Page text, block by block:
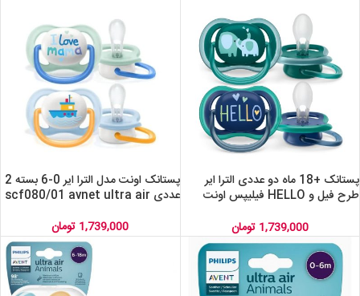
پستانک +18 ماه دو عددی الترا ایر
طرح فیل و HELLO فیلیپس اونت
1,739,000 تومان
پستانک اونت مدل الترا ایر 0-6 بسته 2
عددی scf080/01 avnet ultra air
1,739,000 تومان